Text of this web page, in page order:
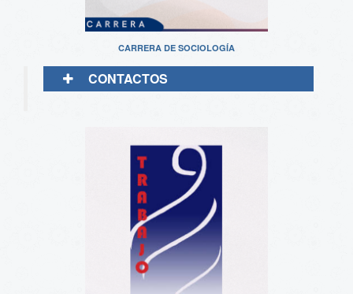
CARRERA DE SOCIOLOGÍA
CONTACTOS